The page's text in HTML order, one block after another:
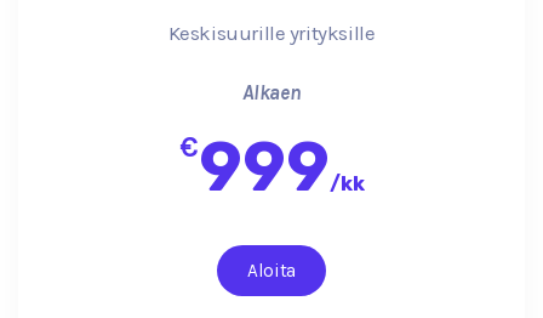
Keskisuurille yrityksille
Alkaen
€999/kk
Aloita